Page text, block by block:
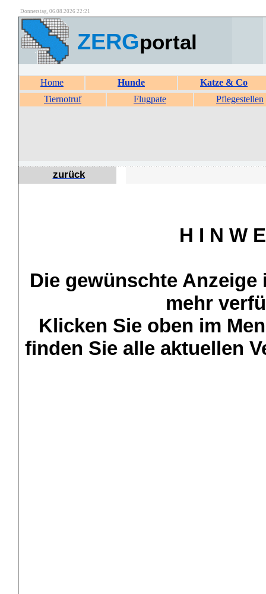
Donnerstag, 06.08.2026 22:21
ZERGportal
Home Hunde
Katze & Co
Tiernotruf
Flugpate Pflegestellen
zurück
H I N W
Die gewünschte
mehr
Klicken Sie oben im
finden Sie alle aktuellen